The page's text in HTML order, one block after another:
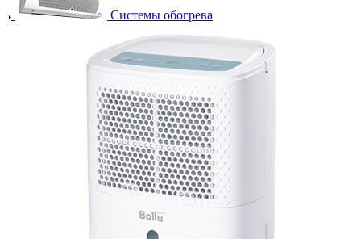
Системы обогрева